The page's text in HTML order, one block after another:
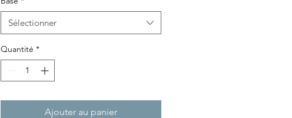
Sélectionner
Quantité *
Ajouter au panier